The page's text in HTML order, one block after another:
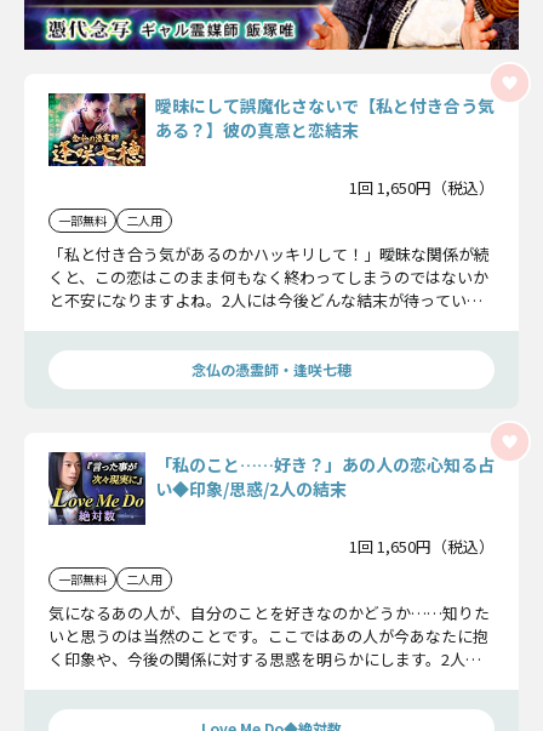
曖昧にして誤魔化さないで【私と付き合う気
ある？】彼の真意と恋結末
1回 1,650円（税込）
一部無料 二人用
「私と付き合う気があるのかハッキリして！」曖昧な関係が続
くと、この恋はこのまま何もなく終わってしまうのではないか
と不安になりますよね。2人には今後どんな結末が待っている
念仏の憑霊師・逢咲七穂
「私のこと……好き？」あの人の恋心知る占
い◆印象/思惑/2人の結末
1回 1,650円（税込）
一部無料 二人用
気になるあの人が、自分のことを好きなのかどうか……知りた
いと思うのは当然のことです。ここではあの人が今あなたに抱
く印象や、今後の関係に対する思惑を明らかにします。2人の